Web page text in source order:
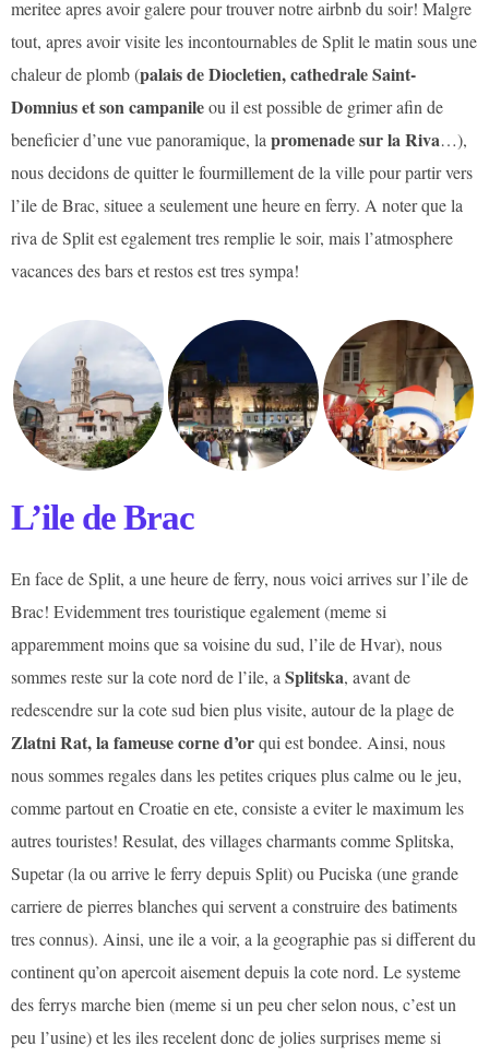
meritee apres avoir galere pour trouver notre airbnb du soir! Malgre
tout, apres avoir visite les incontournables de Split le matin sous une
chaleur de plomb (palais de Diocletien, cathedrale Saint-
Domnius et son campanileou il est possible de grimer afin de
beneficier d’une vue panoramique, lapromenade sur la Riva…),
nous decidons de quitter le fourmillement de la ville pour partir vers
l’ile de Brac, situee a seulement une heure en ferry. A noter que la
riva de Split est egalement tres remplie le soir, mais l’atmosphere
vacances des bars et restos est tres sympa!
L’ile de Brac
En face de Split, a une heure de ferry, nous voici arrives sur l’ile de
Brac! Evidemment tres touristique egalement (meme si
apparemment moins que sa voisine du sud, l’ile de Hvar), nous
sommes reste sur la cote nord de l’ile, aSplitska, avant de
redescendre sur la cote sud bien plus visite, autour de la plage de
Zlatni Rat, la fameuse corne d’orqui est bondee. Ainsi, nous
nous sommes regales dans les petites criques plus calme ou le jeu,
comme partout en Croatie en ete, consiste a eviter le maximum les
autres touristes! Resulat, des villages charmants comme Splitska,
Supetar (la ou arrive le ferry depuis Split) ou Puciska (une grande
carriere de pierres blanches qui servent a construire des batiments
tres connus). Ainsi, une ile a voir, a la geographie pas si different du
continent qu’on apercoit aisement depuis la cote nord. Le systeme
des ferrys marche bien (meme si un peu cher selon nous, c’est un
peu l’usine) et les iles recelent donc de jolies surprises meme si